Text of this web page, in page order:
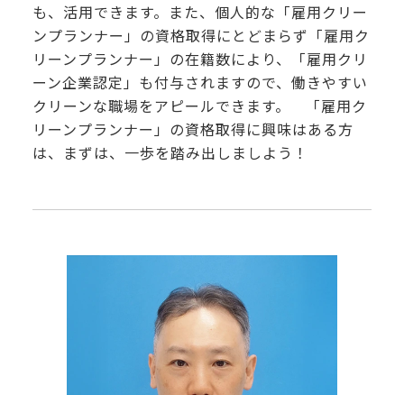
も、活用できます。また、個人的な「雇用クリー
ンプランナー」の資格取得にとどまらず「雇用ク
リーンプランナー」の在籍数により、「雇用クリ
ーン企業認定」も付与されますので、働きやすい
クリーンな職場をアピールできます。 「雇用ク
リーンプランナー」の資格取得に興味はある方
は、まずは、一歩を踏み出しましよう！